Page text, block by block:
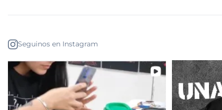
Seguinos en Instagram